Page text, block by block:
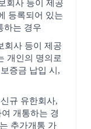
회사 등이 제공
등록되어 있는
하는 경우
회사 등이 제공
개인의 명의로
증금 납입 시,
규 유한회사,
개통하는 경
추가개통 가